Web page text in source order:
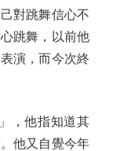
對跳舞信心不
跳舞，以前他
演，而今次終
，他指知道其
他又自覺今年